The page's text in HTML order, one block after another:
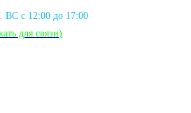
ВС с 12:00 до 17:00
для связи)